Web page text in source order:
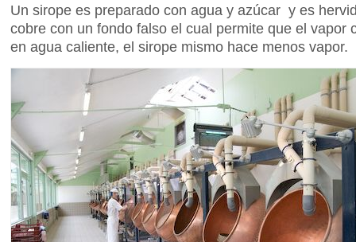
Un sirope es preparado con agua y azúcar y es
cobre con un fondo falso el cual permite que el vapor
en agua caliente, el sirope mismo hace menos vapor.